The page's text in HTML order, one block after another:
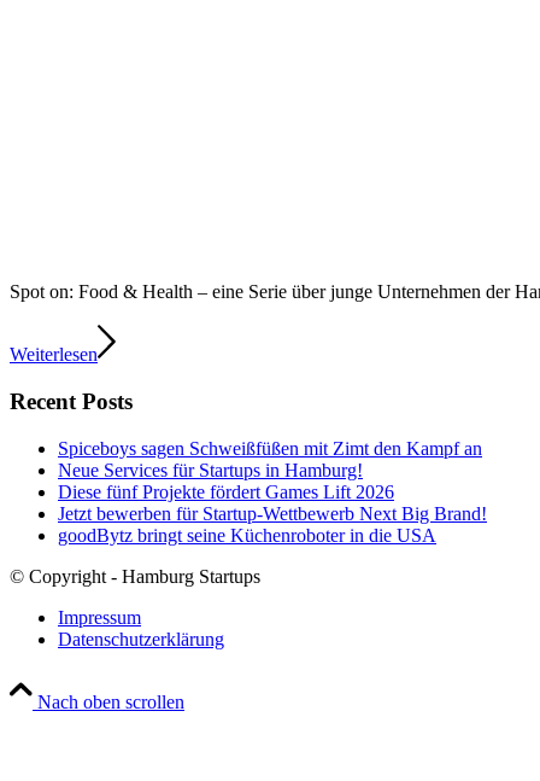
Spot on: Food & Health – eine Serie über junge Unternehmen der
Weiterlesen
Recent Posts
Spiceboys sagen Schweißfüßen mit Zimt den Kampf an
Neue Services für Startups in Hamburg!
Diese fünf Projekte fördert Games Lift 2026
Jetzt bewerben für Startup-Wettbewerb Next Big Brand!
goodBytz bringt seine Küchenroboter in die USA
© Copyright - Hamburg Startups
Impressum
Datenschutzerklärung
Nach oben scrollen